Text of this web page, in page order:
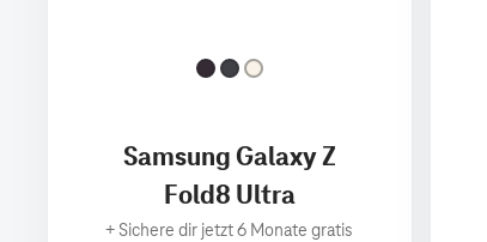
Samsung Galaxy Z
Fold8 Ultra
+Sichere dir jetzt 6 Monate gratis